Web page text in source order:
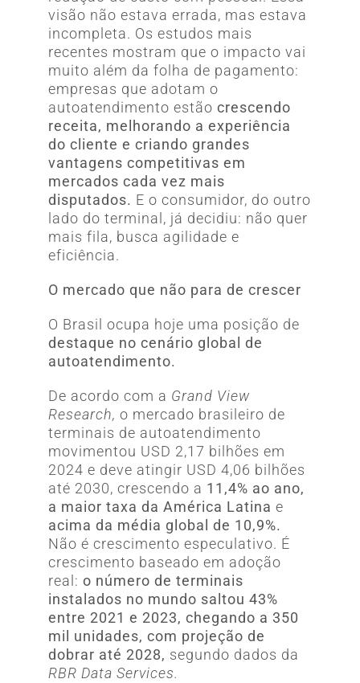
visão não estava errada, mas estava
incompleta. Os estudos mais
recentes mostram que o impacto vai
muito além da folha de pagamento:
empresas que adotam o
autoatendimento estão crescendo
receita, melhorando a experiência
do cliente e criando grandes
vantagens competitivas em
mercados cada vez mais
disputados. E o consumidor, do outro
lado do terminal, já decidiu: não quer
mais fila, busca agilidade e
eficiência.
O mercado que não para de crescer
O Brasil ocupa hoje uma posição de
destaque no cenário global de
autoatendimento.
De acordo com a Grand View
Research, o mercado brasileiro de
terminais de autoatendimento
movimentou USD 2,17 bilhões em
2024 e deve atingir USD 4,06 bilhões
até 2030, crescendo a 11,4% ao ano,
a maior taxa da América Latina e
acima da média global de 10,9%.
Não é crescimento especulativo. É
crescimento baseado em adoção
real: o número de terminais
instalados no mundo saltou 43%
entre 2021 e 2023, chegando a 350
mil unidades, com projeção de
dobrar até 2028, segundo dados da
RBR Data Services.